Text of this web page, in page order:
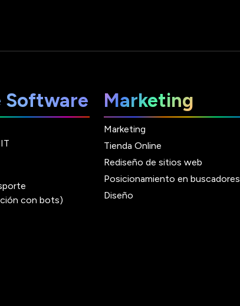
Software
con bots)
Marketing
Marketing
Tienda Online
Rediseño de sitios web
Posicionamiento en buscadores
Diseño